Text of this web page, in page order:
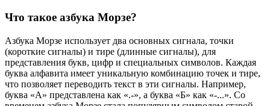
Что такое азбука Морзе?
Азбука Морзе использует два основных сигнала, точки
(короткие сигналы) и тире (длинные сигналы), для
представления букв, цифр и специальных символов. Каждая
буква алфавита имеет уникальную комбинацию точек и тире,
что позволяет переводить текст в эти сигналы. Например,
буква «А» представлена как «.-», а буква «Б» как «-...». Со